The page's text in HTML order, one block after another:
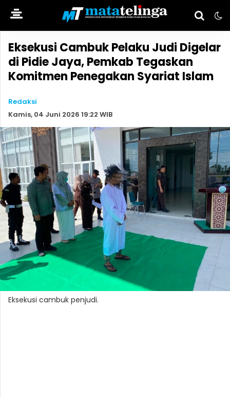
Eksekusi Cambuk Pelaku Judi Digelar
di Pidie Jaya, Pemkab Tegaskan
Komitmen Penegakan Syariat Islam
Redaksi
Kamis, 04 Juni 2026 19:22 WIB
Eksekusi cambuk penjudi.